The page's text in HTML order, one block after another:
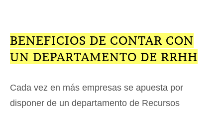
BENEFICIOS DE CONTAR CON
UN DEPARTAMENTO DE RRHH
Cada vez en más empresas se apuesta por
disponer de un departamento de Recursos